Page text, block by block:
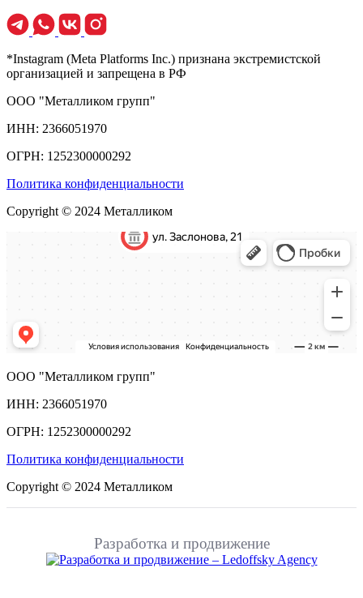
*Instagram (Meta Platforms Inc.) признана экстремистской
организацией и запрещена в РФ
ООО "Металликом групп"
ИНН: 2366051970
ОГРН: 1252300000292
Политика конфиденциальности
Copyright © 2024 Металликом
ООО "Металликом групп"
ИНН: 2366051970
ОГРН: 1252300000292
Политика конфиденциальности
Copyright © 2024 Металликом
Разработка и продвижение